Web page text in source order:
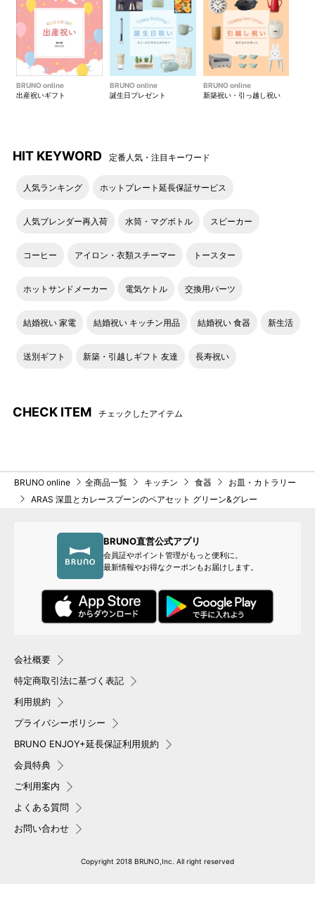
BRUNO online
出産祝いギフト
BRUNO online
誕生日プレゼント
BRUNO online
新築祝い・引っ越し祝い
HIT KEYWORD 定番人気・注目キーワード
人気ランキング ホットプレート延長保証サービス
人気ブレンダー再入荷 水筒・マグボトル スピーカー
コーヒー アイロン・衣類スチーマー トースター
ホットサンドメーカー 電気ケトル 交換用パーツ
結婚祝い 家電 結婚祝い キッチン用品 結婚祝い 食器 新生活
送別ギフト 新築・引越しギフト 友達 長寿祝い
CHECK ITEM チェックしたアイテム
BRUNO online 全商品一覧 キッチン 食器
お皿・カトラリー
ARAS 深皿とカレースプーンのペアセット グリーン&グレー
BRUNO直営公式アプリ
会員証やポイント管理がもっと便利に。
最新情報やお得なクーポンもお届けします。
会社概要
特定商取引法に基づく表記
利用規約
プライバシーポリシー
BRUNO ENJOY+延長保証利用規約
会員特典
ご利用案内
よくある質問
お問い合わせ
Copyright 2018 BRUNO,Inc. All right reserved